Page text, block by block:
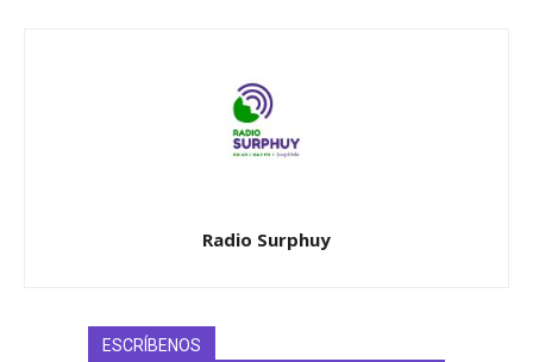
Radio Surphuy
ESCRÍBENOS